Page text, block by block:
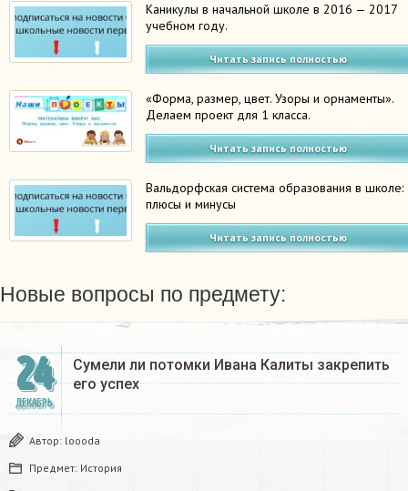
Каникулы в начальной школе в 2016 — 2017
учебном году.
Читать запись полностью
«Форма, размер, цвет. Узоры и орнаменты».
Делаем проект для 1 класса.
Читать запись полностью
Вальдорфская система образования в школе:
плюсы и минусы
Читать запись полностью
Новые вопросы по предмету:
24
ДЕКАБРЬ
Сумели ли потомки Ивана Калиты закрепить
его успех
Автор: loooda
Предмет: История